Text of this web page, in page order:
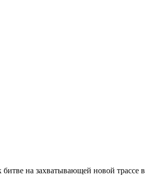
на захватывающей новой трассе в